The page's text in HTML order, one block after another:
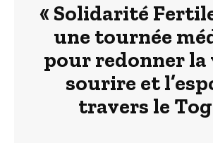
« Solidarité
une tournée
pour redonner la
sourire et
travers le